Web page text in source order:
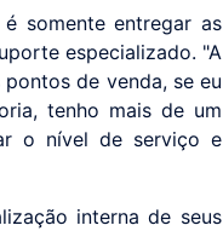
somente entregar as
especializado. "A
de venda, se eu
tenho mais de um
o nível de serviço e
interna de seus